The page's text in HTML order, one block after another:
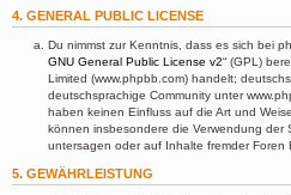
4. GENERAL PUBLIC LICENSE
Du nimmst zur Kenntnis, dass es sich bei
GNU General Public License v2“ (GPL)
Limited (www.phpbb.com) handelt;
deutschsprachige Community unter
haben keinen Einfluss auf die Art und
können insbesondere die Verwendung der
untersagen oder auf Inhalte fremder Foren
5. GEWÄHRLEISTUNG